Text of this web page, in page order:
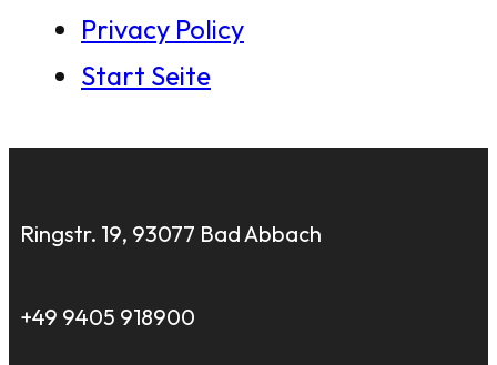
Privacy Policy
Start Seite
Ringstr. 19, 93077 Bad Abbach
+49 9405 918900